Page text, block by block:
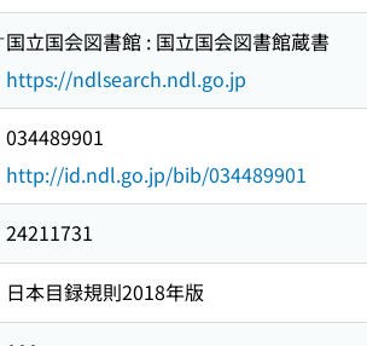
国立国会図書館 : 国立国会図書館蔵書
https://ndlsearch.ndl.go.jp
034489901
http://id.ndl.go.jp/bib/034489901
24211731
日本目録規則2018年版